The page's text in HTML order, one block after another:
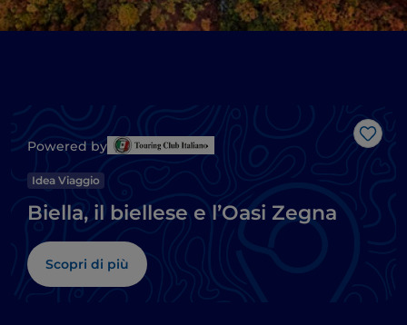
Like
Powered by
Idea Viaggio
Biella, il biellese e l’Oasi Zegna
Scopri di più